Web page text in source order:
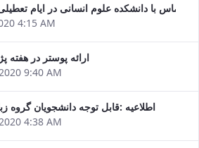
تماس با دانشکده علوم انسانی در ایام
4:15 AM
ارائه پوستر در هفته
9:40 AM
اطلاعیه :قابل توجه دانشجویان گروه
4:38 AM